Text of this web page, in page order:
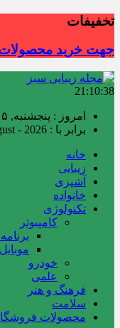
تخفیفات
جهت خرید محصولات
21:10:40
امروز : پنجشنبه, ۱۵ مرداد , ۱۴۰۵
برابر با : Thursday - 6 August - 2026
خانه
زیبایی
آشپزی
خانواده
تکنولوژی
کامپیوتر
موبایل
خودرو
علمی
فرهنگ و هنر
سلامت
محصولات